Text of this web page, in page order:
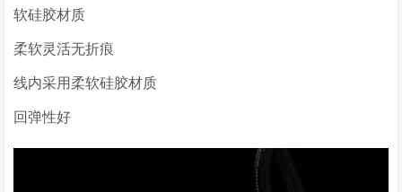
软硅胶材质
柔软灵活无折痕
线内采用柔软硅胶材质
回弹性好